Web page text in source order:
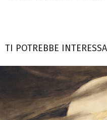
TI POTREBBE